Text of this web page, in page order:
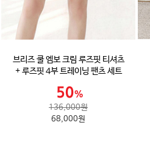
브리즈 쿨 엠보 크림 루즈핏 티셔츠
+ 루즈핏 4부 트레이닝 팬츠 세트
136,000원
68,000원